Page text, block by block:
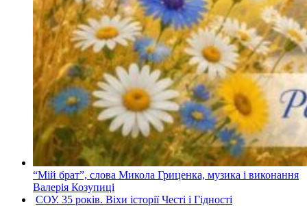
“Мій брат”, слова Микола Гриценка, музика і виконання
Валерія Козупиці
СОУ. 35 років. Віхи історії Честі і Гідності